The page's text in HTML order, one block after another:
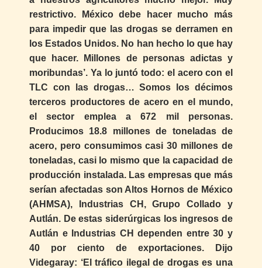
restrictivo. México debe hacer mucho más
para impedir que las drogas se derramen en
los Estados Unidos. No han hecho lo que hay
que hacer. Millones de personas adictas y
moribundas’. Ya lo juntó todo: el acero con el
TLC con las drogas… Somos los décimos
terceros productores de acero en el mundo,
el sector emplea a 672 mil personas.
Producimos 18.8 millones de toneladas de
acero, pero consumimos casi 30 millones de
toneladas, casi lo mismo que la capacidad de
producción instalada. Las empresas que más
serían afectadas son Altos Hornos de México
(AHMSA), Industrias CH, Grupo Collado y
Autlán. De estas siderúrgicas los ingresos de
Autlán e Industrias CH dependen entre 30 y
40 por ciento de exportaciones. Dijo
Videgaray: ‘El tráfico ilegal de drogas es una